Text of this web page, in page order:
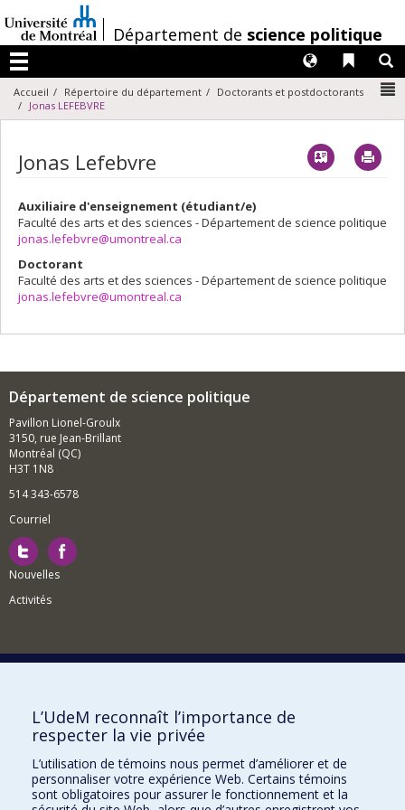
au
contenu
/Département de science politique
Menu
Liens
Langues
Accueil Répertoire du département
Doctorants et postdoctorants
Jonas LEFEBVRE
Jonas Lefebvre Vcard
Auxiliaire d'enseignement (étudiant/e)
Faculté des arts et des sciences - Département de science politique
jonas.lefebvre@umontreal.ca
Doctorant
Faculté des arts et des sciences - Département de science politique
jonas.lefebvre@umontreal.ca
Département de science politique
Pavillon Lionel-Groulx
3150, rue Jean-Brillant
Montréal (QC)
H3T 1N8
514 343-6578
Courriel
Nouvelles
Activités
Comment soutenir le Département?
BESOIN D'AIDE?
Plan du site
Signaler une erreur
L’UdeM reconnaît l’importance de
respecter la vie privée
L’utilisation de témoins nous permet d’améliorer et de
personnaliser votre expérience Web. Certains témoins
sont obligatoires pour assurer le fonctionnement et la